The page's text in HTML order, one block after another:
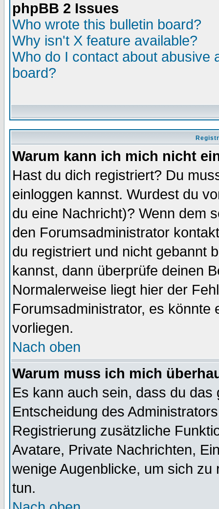
phpBB 2 Issues
Who wrote this bulletin board?
Why isn't X feature available?
Who do I contact about abusive
board?
Warum kann ich mich nicht
Hast du dich registriert? Du
einloggen kannst. Wurdest du
du eine Nachricht)? Wenn dem
den Forumsadministrator
du registriert und nicht gebannt
kannst, dann überprüfe deinen
Normalerweise liegt hier der
Forumsadministrator, es könnte
vorliegen.
Nach oben
Warum muss ich mich
Es kann auch sein, dass du
Entscheidung des
Registrierung zusätzliche
Avatare, Private Nachrichten,
wenige Augenblicke, um sich
tun.